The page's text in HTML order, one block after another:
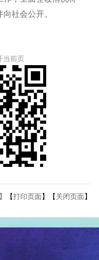
社会公开。
当前页
【打印页面 】【 关闭页面 】